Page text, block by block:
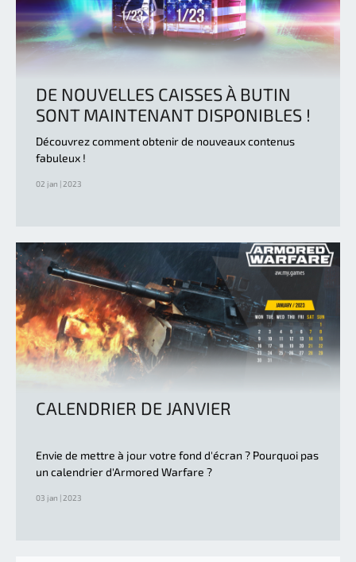
DE NOUVELLES CAISSES À BUTIN
SONT MAINTENANT DISPONIBLES !
Découvrez comment obtenir de nouveaux contenus
fabuleux !
02 jan | 2023
CALENDRIER DE JANVIER
Envie de mettre à jour votre fond d'écran ? Pourquoi pas
un calendrier d'Armored Warfare ?
03 jan | 2023